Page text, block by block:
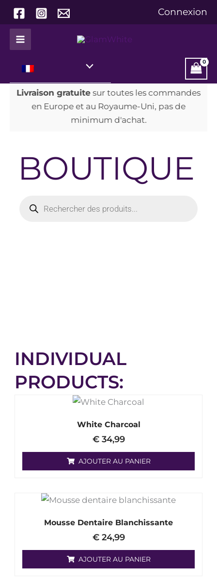
Aller
contenu
Connexion
Livraison gratuite sur toutes les commandes
en Europe et au Royaume-Uni, pas de
minimum d'achat.
Voir plus
BOUTIQUE
produits
INDIVIDUAL
PRODUCTS:
White Charcoal
€34,99
AJOUTER AU PANIER
Mousse Dentaire Blanchissante
€24,99
AJOUTER AU PANIER